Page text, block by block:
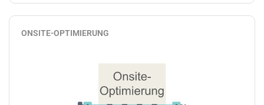
ONSITE-OPTIMIERUNG